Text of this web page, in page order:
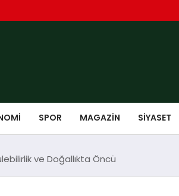
SPOR MAGAZIN SIYASET
ve Doğallıkta Öncü